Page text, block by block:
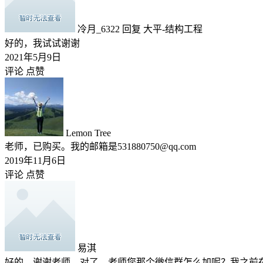
冷月_6322 回复 大平-结构工程
好的，我试试谢谢
2021年5月9日
评论 点赞
Lemon Tree
老师，已购买。我的邮箱是531880750@qq.com
2019年11月6日
评论 点赞
易淇